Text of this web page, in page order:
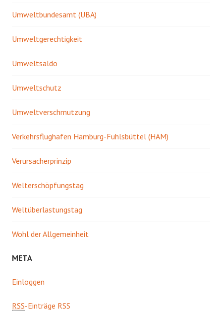
Umweltbundesamt (UBA)
Umweltgerechtigkeit
Umweltsaldo
Umweltschutz
Umweltverschmutzung
Verkehrsflughafen Hamburg-Fuhlsbüttel (HAM)
Verursacherprinzip
Welterschöpfungstag
Weltüberlastungstag
Wohl der Allgemeinheit
META
Einloggen
RSS-Einträge RSS